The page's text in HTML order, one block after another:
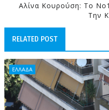
Αλίνα Κουρούση: Το
Την
RELATED POST
ΕΛΛΑΔΑ